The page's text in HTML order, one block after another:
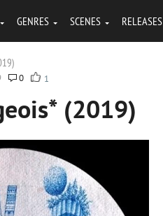
GENRES SCENES RELEASES
0 1
(2019)